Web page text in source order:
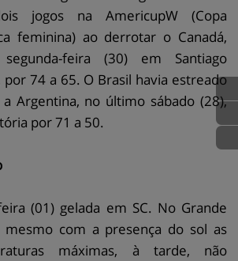
jogos na AmericupW (Copa
feminina) ao derrotar o Canadá,
feira (30) em Santiago
por 74 a 65. O Brasil havia estreado
Argentina, no último sábado (28),
por 71 a 50.
(01) gelada em SC. No Grande
mesmo com a presença do sol as
máximas, à tarde, não